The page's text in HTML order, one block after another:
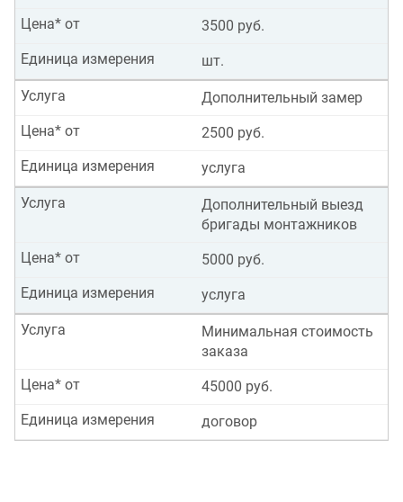
3500 руб.
Цена* от
шт.
Единица измерения
Дополнительный замер
Услуга
2500 руб.
Цена* от
услуга
Единица измерения
Дополнительный выезд
бригады монтажников
Услуга
5000 руб.
Цена* от
услуга
Единица измерения
Минимальная стоимость
заказа
Услуга
45000 руб.
Цена* от
договор
Единица измерения